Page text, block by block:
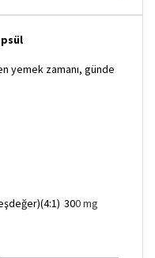
yemek zamanı, günde
300 mg